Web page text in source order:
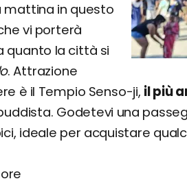
mattina in questo
vi porterà
quanto la città si
. Attrazione
è il Tempio Senso-ji, il più
Godetevi una
ideale per acquistare